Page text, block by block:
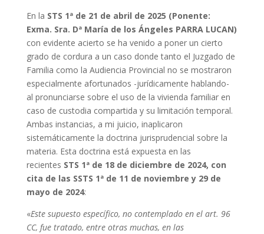
En la STS 1ª de 21 de abril de 2025 (Ponente:
Exma. Sra. Dª María de los Ángeles PARRA LUCAN)
con evidente acierto se ha venido a poner un cierto
grado de cordura a un caso donde tanto el Juzgado de
Familia como la Audiencia Provincial no se mostraron
especialmente afortunados -jurídicamente hablando-
al pronunciarse sobre el uso de la vivienda familiar en
caso de custodia compartida y su limitación temporal.
Ambas instancias, a mi juicio, inaplicaron
sistemáticamente la doctrina jurisprudencial sobre la
materia. Esta doctrina está expuesta en las
recientes STS 1ª de 18 de diciembre de 2024, con
cita de las SSTS 1ª de 11 de noviembre y 29 de
mayo de 2024:
«Este supuesto específico, no contemplado en el art. 96
CC, fue tratado, entre otras muchas, en las